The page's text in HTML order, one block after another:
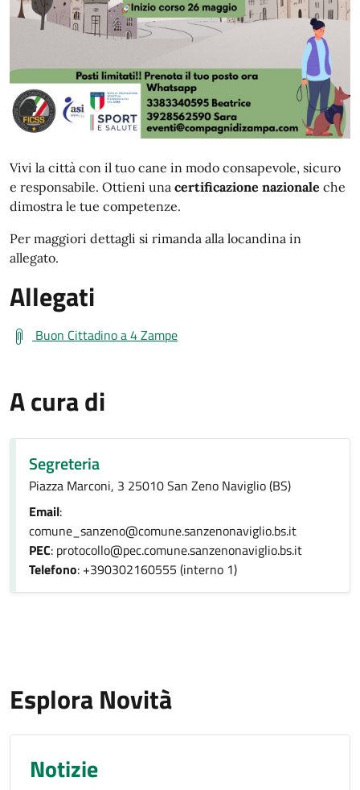
Vivi la città con il tuo cane in modo consapevole, sicuro
e responsabile. Ottieni una certificazione nazionale che
dimostra le tue competenze.
Per maggiori dettagli si rimanda alla locandina in
allegato.
Allegati
Buon Cittadino a 4 Zampe
A cura di
Segreteria
Piazza Marconi, 3 25010 San Zeno Naviglio (BS)
Email:
comune_sanzeno@comune.sanzenonaviglio.bs.it
PEC: protocollo@pec.comune.sanzenonaviglio.bs.it
Telefono: +390302160555 (interno 1)
Esplora Novità
Notizie